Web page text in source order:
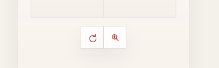
Kontrol animasi urutan
Putar ulang animasi
Perbesar animasi